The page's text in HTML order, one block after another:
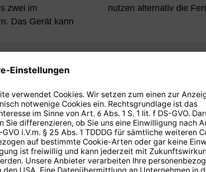
zwei im
Das Gerät kann
nutzen alternativ die